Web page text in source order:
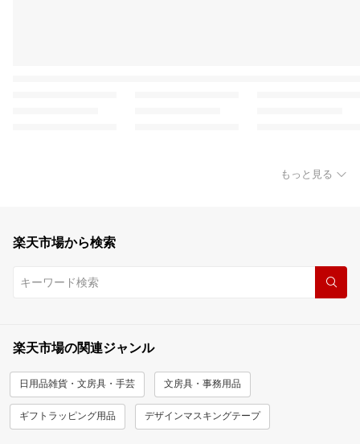
もっと見る
楽天市場から検索
楽天市場の関連ジャンル
日用品雑貨・文房具・手芸 文房具・事務用品
ギフトラッピング用品 デザインマスキングテープ